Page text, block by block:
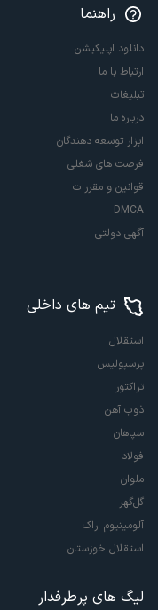
راهنما
دانلود اپلیکیشن
ارتباط با ما
تبلیغات
درباره ما
ابزار توسعه دهندگان
فرصت های شغلی
قوانین و مقررات
DMCA
آگهی دولتی
تیم های داخلی
استقلال
پرسپولیس
تراکتور
ذوب آهن
سپاهان
فولاد
ملوان
گل‌گهر
آلومینیوم اراک
استقلال خوزستان
لیگ های پرطرفدار